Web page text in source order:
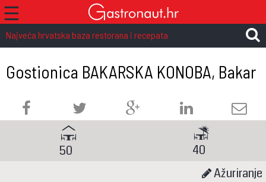
☰
Najveća hrvatska baza restorana i recepata
Gostionica BAKARSKA KONOBA, Bakar
50
40
Ažuriranje